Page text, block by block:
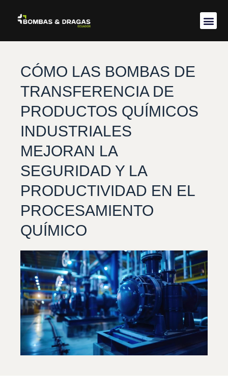
CÓMO LAS BOMBAS DE
TRANSFERENCIA DE
PRODUCTOS QUÍMICOS
INDUSTRIALES
MEJORAN LA
SEGURIDAD Y LA
PRODUCTIVIDAD EN EL
PROCESAMIENTO
QUÍMICO